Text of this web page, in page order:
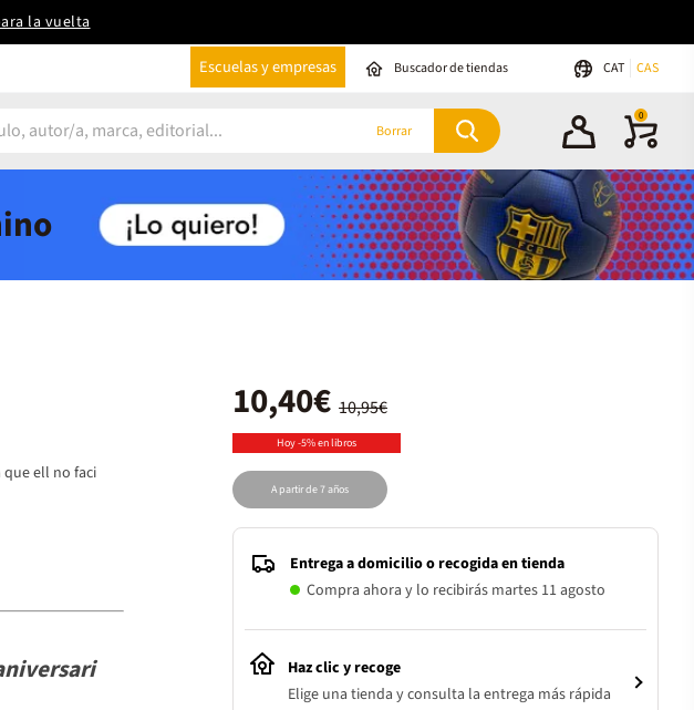
la vuelta
Escuelas y empresas Buscador de tiendas CAT CAS
Borrar
0
que ell no faci
10,95€
10,40€
Hoy -5% en libros
A partir de 7 años
Entrega a domicilio o recogida en tienda
Compra ahora y lo recibirás martes 11 agosto
Haz clic y recoge
Elige una tienda y consulta la entrega más rápida